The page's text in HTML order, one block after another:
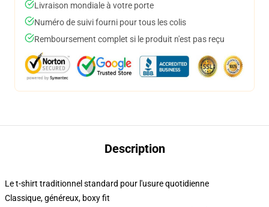
Livraison mondiale à votre porte
Numéro de suivi fourni pour tous les colis
Remboursement complet si le produit n'est pas reçu
Description
Le t-shirt traditionnel standard pour l'usure quotidienne
Classique, généreux, boxy fit